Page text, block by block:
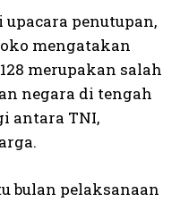
penutupan,
mengatakan
merupakan salah
negara di tengah
antara TNI,
bulan pelaksanaan